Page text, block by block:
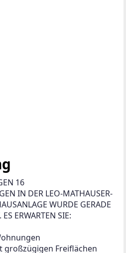
16
IN DER LEO-MATHAUSER-
WURDE GERADE
ERWARTEN SIE: